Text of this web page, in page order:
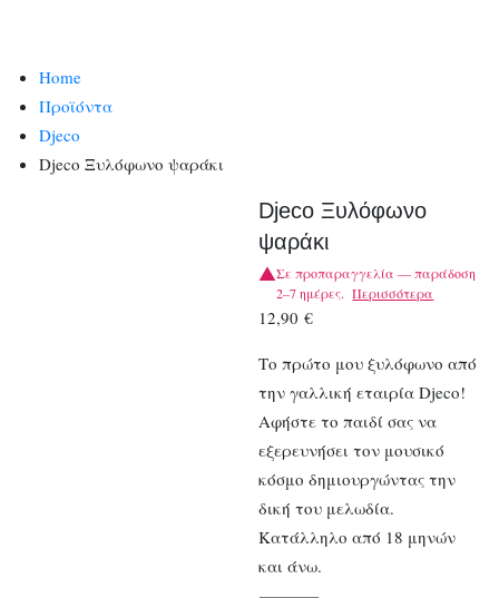
Home
Προϊόντα
Djeco
Djeco Ξυλόφωνο ψαράκι
Djeco Ξυλόφωνο
ψαράκι
Σε προπαραγγελία — παράδοση
2–7 ημέρες. Περισσότερα
12,90€
Το πρώτο μου ξυλόφωνο από
την γαλλική εταιρία Djeco!
Αφήστε το παιδί σας να
εξερευνήσει τον μουσικό
κόσμο δημιουργώντας την
δική του μελωδία.
Κατάλληλο από 18 μηνών
και άνω.